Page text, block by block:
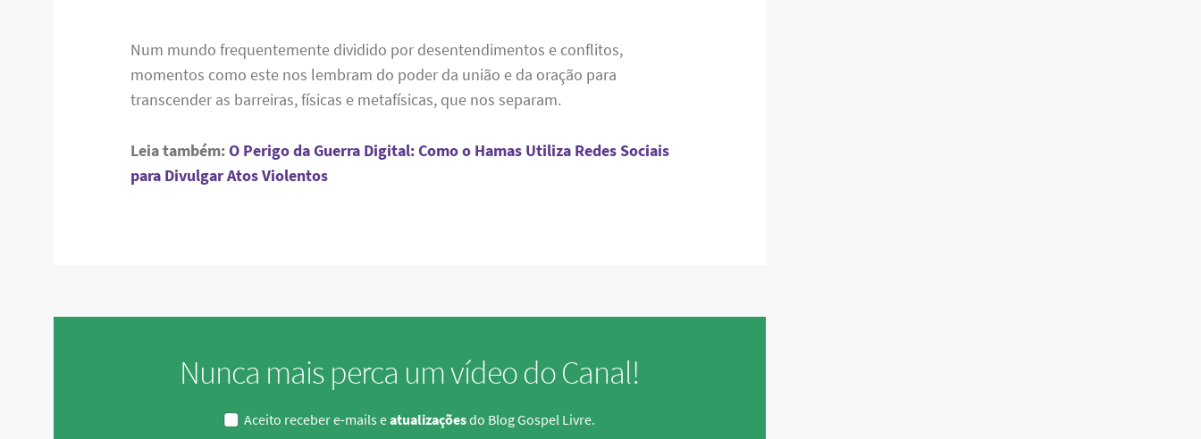
Num mundo frequentemente dividido por desentendimentos e conflitos,
momentos como este nos lembram do poder da união e da oração para
transcender as barreiras, físicas e metafísicas, que nos separam.
Leia também:O Perigo da Guerra Digital: Como o Hamas Utiliza Redes Sociais
para Divulgar Atos Violentos
Nunca mais perca um vídeo do Canal!
Aceito receber e-mails eatualizaçõesdo Blog Gospel Livre.